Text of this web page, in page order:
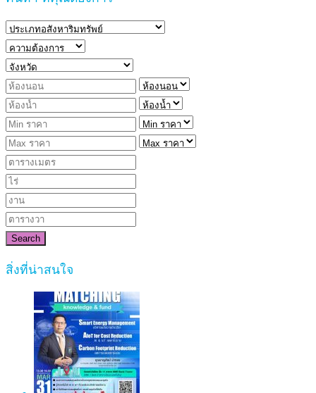
Search
สิ่งที่น่าสนใจ